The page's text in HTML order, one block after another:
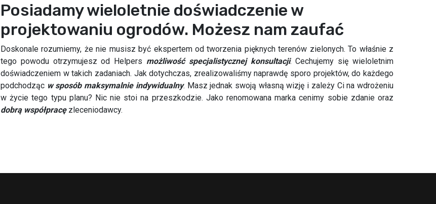
Posiadamy wieloletnie doświadczenie w
projektowaniu ogrodów. Możesz nam zaufać
Doskonale rozumiemy, że nie musisz być ekspertem od tworzenia pięknych terenów zielonych. To właśnie z
tego powodu otrzymujesz od Helpers możliwość specjalistycznej konsultacji. Cechujemy się wieloletnim
doświadczeniem w takich zadaniach. Jak dotychczas, zrealizowaliśmy naprawdę sporo projektów, do każdego
podchodząc w sposób maksymalnie indywidualny. Masz jednak swoją własną wizję i zależy Ci na wdrożeniu
w życie tego typu planu? Nic nie stoi na przeszkodzie. Jako renomowana marka cenimy sobie zdanie oraz
dobrą współpracęzleceniodawcy.